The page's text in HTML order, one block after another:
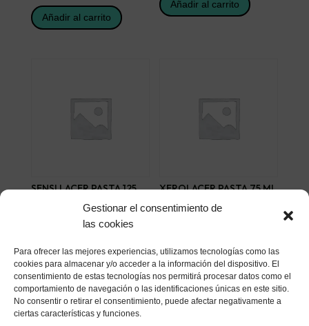
Gestionar el consentimiento de
las cookies
Para ofrecer las mejores experiencias, utilizamos tecnologías como las
cookies para almacenar y/o acceder a la información del dispositivo. El
consentimiento de estas tecnologías nos permitirá procesar datos como el
comportamiento de navegación o las identificaciones únicas en este sitio.
No consentir o retirar el consentimiento, puede afectar negativamente a
ciertas características y funciones.
Añadir al carrito
Añadir al carrito
SENSI LACER PASTA 125
Añadir al carrito
XEROLACER PASTA 75 ML
7,85€